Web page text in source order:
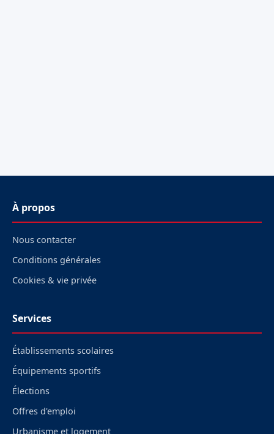
À propos
Nous contacter
Conditions générales
Cookies & vie privée
Services
Établissements scolaires
Équipements sportifs
Élections
Offres d'emploi
Urbanisme et logement